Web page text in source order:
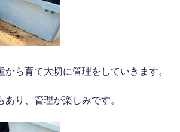
ら育て大切に管理をしていきます。
り、管理が楽しみです。